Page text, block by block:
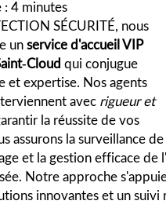
: 4 minutes
SÉCURITÉ, nous
unservice d'accueil VIP
Cloud qui conjugue
et expertise. Nos agents
avec rigueur et
la réussite de vos
assurons la surveillance de
et la gestion efficace de
Notre approche
innovantes et un